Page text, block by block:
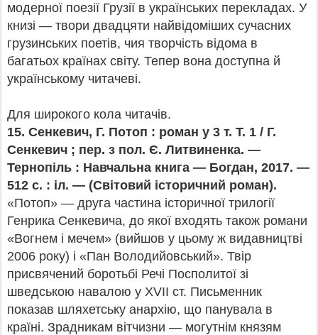
модерної поезії Грузії в українських перекладах. У
книзі — твори двадцяти найвідоміших сучасних
грузинських поетів, чия творчість відома в
багатьох країнах світу. Тепер вона доступна й
українському читачеві.
Для широкого кола читачів.
15. Сенкевич, Г. Потоп : роман у 3 т. Т. 1 / Г.
Сенкевич ; пер. з пол. Є. Литвиненка. —
Тернопіль : Навчальна книга — Богдан, 2017. —
512 с. : іл. — (Світовий історичний роман).
«Потоп» — друга частина історичної трилогії
Генрика Сенкевича, до якої входять також романи
«Вогнем і мечем» (вийшов у цьому ж видавництві
2006 року) і «Пан Володийовський». Твір
присвячений боротьбі Речі Посполитої зі
шведською навалою у ХVІІ ст. Письменник
показав шляхетську анархію, що панувала в
країні. Зрадникам вітчизни — могутнім князям